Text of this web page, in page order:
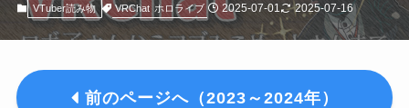
VTuber読み物 VRChat ホロライブ 2025-07-01 2025-07-16
前のページへ（2023～2024年）